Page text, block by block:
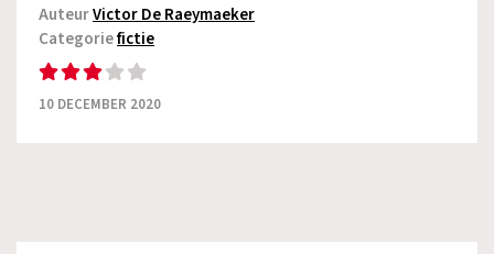
AuteurVictor De Raeymaeker
Categoriefictie
10 DECEMBER 2020